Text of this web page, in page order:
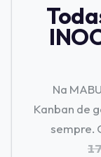
Na
Kanban de
sempre.